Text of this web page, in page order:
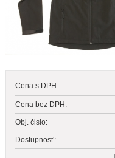
Cena s DPH:
Cena bez DPH:
Obj. čislo:
Dostupnosť: